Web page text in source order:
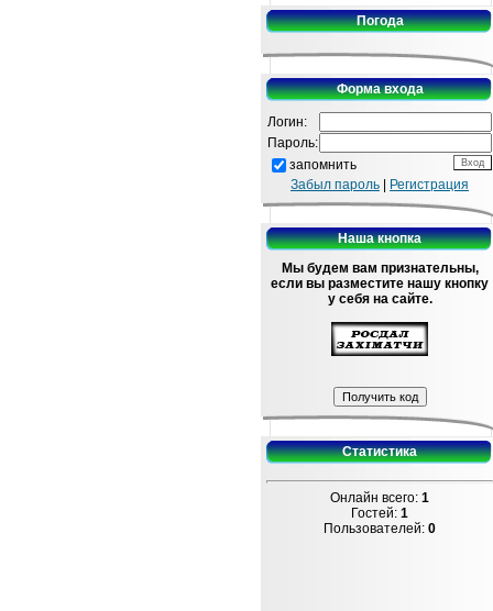
Погода
Форма входа
Логин:
Пароль:
запомнить
Забыл пароль
Регистрация
Наша кнопка
Мы будем вам признательны,
если вы разместите нашу кнопку
у себя на сайте.
Статистика
Онлайн всего: 1
Гостей: 1
Пользователей: 0